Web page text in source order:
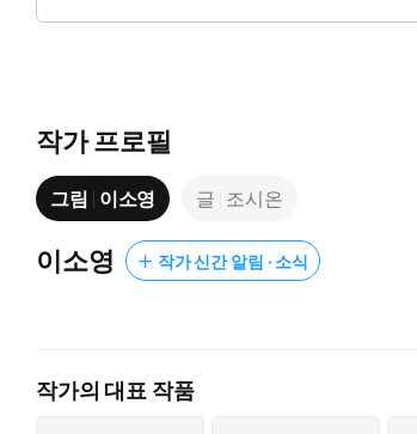
작가 프로필
그림 이소영 글 조시온
이소영 작가 신간 알림 · 소식
작가의 대표 작품